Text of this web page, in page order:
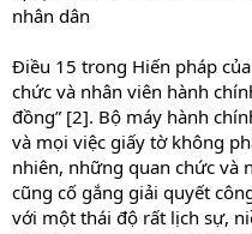
nhân dân
Điều 15 trong Hiến pháp
chức và nhân viên hành
đồng” [2]. Bộ máy hành
và mọi việc giấy tờ không
nhiên, những quan chức và
cũng cố gắng giải quyết
với một thái độ rất lịch sự,